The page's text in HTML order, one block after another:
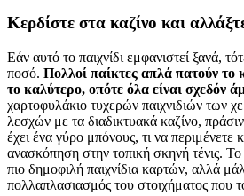
Κερδίστε στα καζίνο και
Εάν αυτό το παιχνίδι εμφανιστεί ξανά,
ποσό. Πολλοί παίκτες απλά πατούν το
το καλύτερο, οπότε όλα είναι σχεδόν
χαρτοφυλάκιο τυχερών παιχνιδιών των
λεσχών με τα διαδικτυακά καζίνο,
έχει ένα γύρο μπόνους, τι να περιμένετε
ανασκόπηση στην τοπική σκηνή τένις. Το
πιο δημοφιλή παιχνίδια καρτών, αλλά
πολλαπλασιασμός του στοιχήματος που